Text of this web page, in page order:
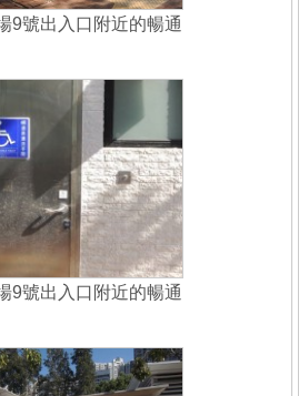
9號出入口附近的暢通
9號出入口附近的暢通